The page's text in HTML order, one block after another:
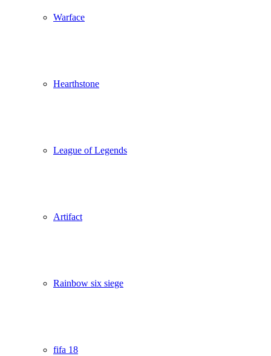
Warface
Hearthstone
League of Legends
Artifact
Rainbow six siege
fifa 18